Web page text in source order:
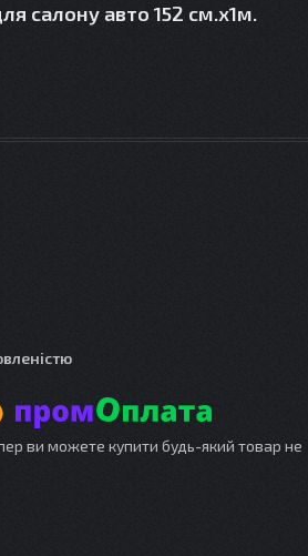
салону авто 152 см.х1м.
ви можете купити будь-який товар не